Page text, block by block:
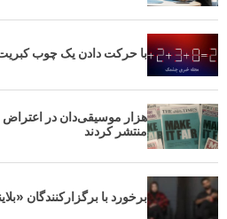
با حرکت دادن یک چوب
هزار موسیقی‌دان در
منتشر کردند
برخورد با برگزارکنندگان